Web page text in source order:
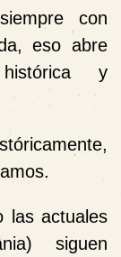
con
eso abre
y
las actuales
siguen